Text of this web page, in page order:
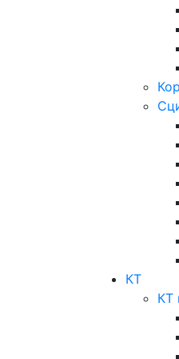
КТ
КТ